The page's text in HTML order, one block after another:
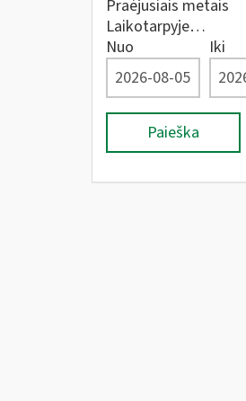
Praėjusiais metais
Laikotarpyje…
Nuo
Iki
Paieška